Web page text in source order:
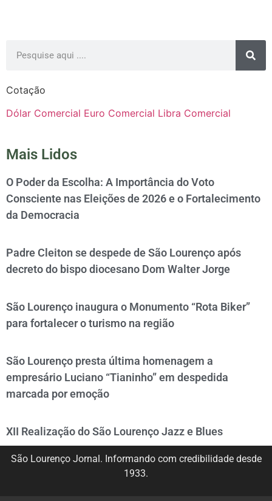
Cotação
Dólar Comercial Euro Comercial Libra Comercial
Mais Lidos
O Poder da Escolha: A Importância do Voto
Consciente nas Eleições de 2026 e o Fortalecimento
da Democracia
Padre Cleiton se despede de São Lourenço após
decreto do bispo diocesano Dom Walter Jorge
São Lourenço inaugura o Monumento “Rota Biker”
para fortalecer o turismo na região
São Lourenço presta última homenagem a
empresário Luciano “Tianinho” em despedida
marcada por emoção
XII Realização do São Lourenço Jazz e Blues
São Lourenço Jornal. Informando com credibilidade desde
1933.